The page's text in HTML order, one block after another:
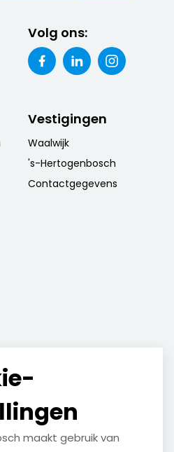
Volg ons:
Vestigingen
Waalwijk
's-Hertogenbosch
Contactgegevens
maakt gebruik van